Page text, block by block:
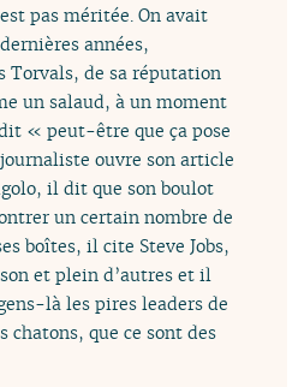
pas méritée. On avait
années,
Torvals, de sa réputation
un salaud, à un moment
« peut-être que ça pose
ouvre son article
il dit que son boulot
un certain nombre de
boîtes, il cite Steve Jobs,
et plein d’autres et il
là les pires leaders de
chatons, que ce sont des